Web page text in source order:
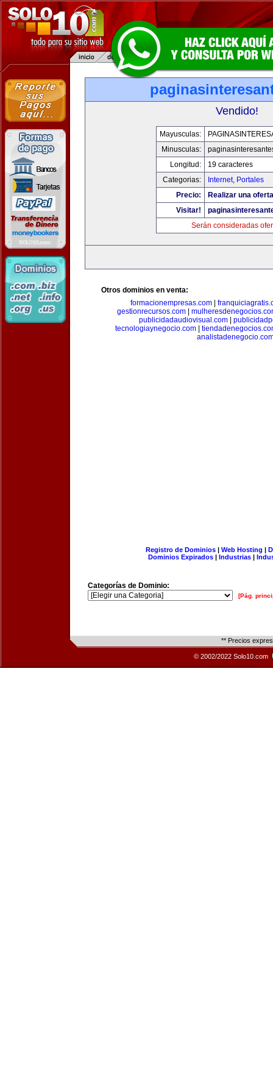
Vendido!
Mayusculas:
Minusculas:
Longitud:
19 caracteres
Categorias:
Internet, Portales
Precio:
Realizar una
Visitar!
Serán consideradas
Otros dominios en venta:
formacionempresas.com|
gestionrecursos.com|
publicidadaudiovisual.com|
tecnologiaynegocio.com
Registro de Dominios| Web Hosting |
Dominios Expirados | Industrias |
Categorías de Dominio:
[Pág.
** Precios
© 2002/2022 Solo10.com